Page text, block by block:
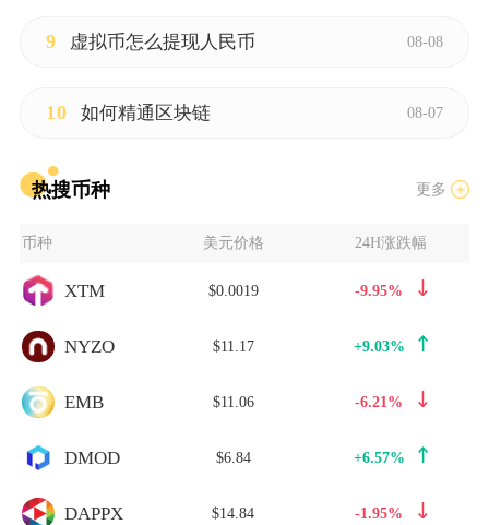
9 虚拟币怎么提现人民币 08-08
10 如何精通区块链 08-07
热搜币种 更多
币种 美元价格 24H涨跌幅
XTM $0.0019 -9.95%
NYZO $11.17 +9.03%
EMB $11.06 -6.21%
DMOD $6.84 +6.57%
DAPPX $14.84 -1.95%